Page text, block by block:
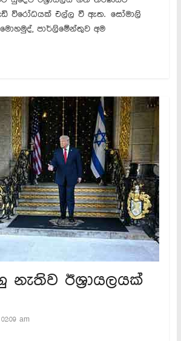
විරෝධයක් එල්ල වී ඇත. සෝමාලි
පාර්ලිමේන්තුව අම
නැතිව ඊශ්‍රායලයක්
am